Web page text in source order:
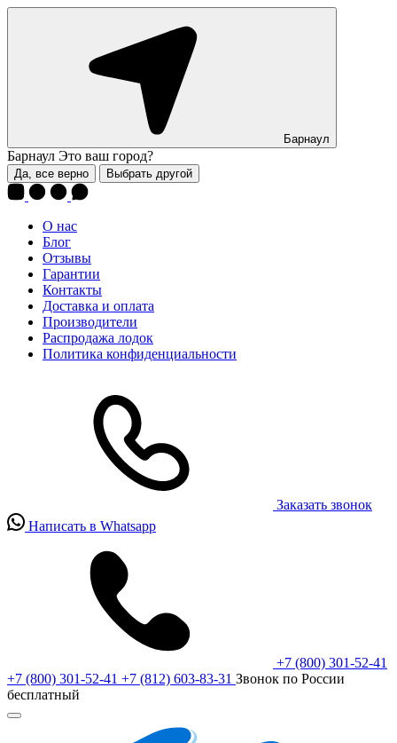
Барнаул
Барнаул Это ваш город?
Да, все верно Выбрать другой
О нас
Блог
Отзывы
Гарантии
Контакты
Доставка и оплата
Производители
Распродажа лодок
Политика конфиденциальности
Заказать звонок
Написать в Whatsapp
+7 (800) 301-52-41
+7 (800) 301-52-41 +7 (812) 603-83-31 Звонок по России
бесплатный